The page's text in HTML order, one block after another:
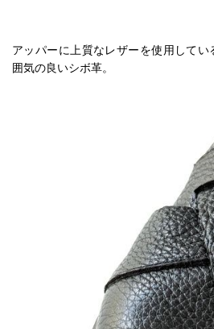
アッパーに上質なレザーを使用して
囲気の良いシボ革。